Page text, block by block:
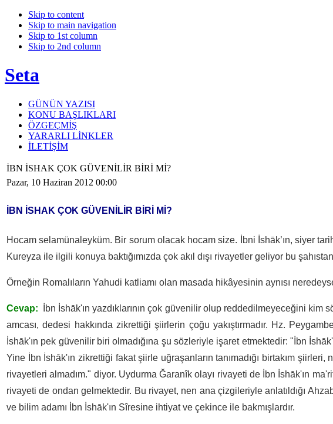
Skip to content
Skip to main navigation
Skip to 1st column
Skip to 2nd column
Seta
GÜNÜN YAZISI
KONU BAŞLIKLARI
ÖZGEÇMİŞ
YARARLI LİNKLER
İLETİŞİM
İBN İSHAK ÇOK GÜVENİLİR BİRİ Mİ?
Pazar, 10 Haziran 2012 00:00
İBN İSHAK ÇOK GÜVENİLİR BİRİ Mİ?
Hocam selamünaleyküm. Bir sorum olacak hocam size. İbni İshāk’ın, siyer
Kureyza ile ilgili konuya baktığımızda çok akıl dışı rivayetler geliyor bu
Örneğin Romalıların Yahudi katliamı olan masada hikâyesinin aynısı
Cevap:
İbn İshāk'ın yazdıklarının çok güvenilir olup reddedilmeyeceğini
amcası, dedesi hakkında zikrettiği şiirlerin çoğu yakıştırmadır. Hz.
İshāk'ın pek güvenilir biri olmadığına şu sözleriyle işaret etmektedir: "İbn
Yine İbn İshāk'ın zikrettiği fakat şiirle uğraşanların tanımadığı birtakım
rivayetleri almadım." diyor. Uydurma Ğaranîk olayı rivayeti de İbn İshāk'ın
rivayeti de ondan gelmektedir. Bu rivayet, nen ana çizgileriyle anlatıldığı
ve bilim adamı İbn İshāk'ın Sîresine ihtiyat ve çekince ile bakmışlardır.